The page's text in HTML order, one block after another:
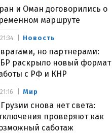
и Оман договорились о
маршруте
Новость
но партнерами:
раскрыло новый формат
с РФ и КНР
Мир
снова нет света:
проверяют как
саботаж